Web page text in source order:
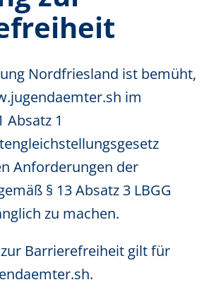
Nordfriesland ist bemüht,
im
Absatz 1
Anforderungen der
§ 13 Absatz 3 LBGG
zu machen.
Barrierefreiheit gilt für
.